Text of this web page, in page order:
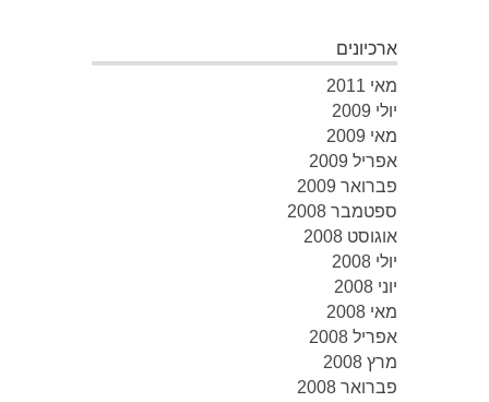
ארכיונים
מאי 2011
יולי 2009
מאי 2009
אפריל 2009
פברואר 2009
ספטמבר 2008
אוגוסט 2008
יולי 2008
יוני 2008
מאי 2008
אפריל 2008
מרץ 2008
פברואר 2008